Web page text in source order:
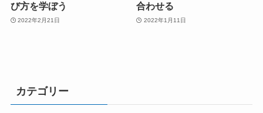
び方を学ぼう
2022年2月21日
合わせる
2022年1月11日
カテゴリー